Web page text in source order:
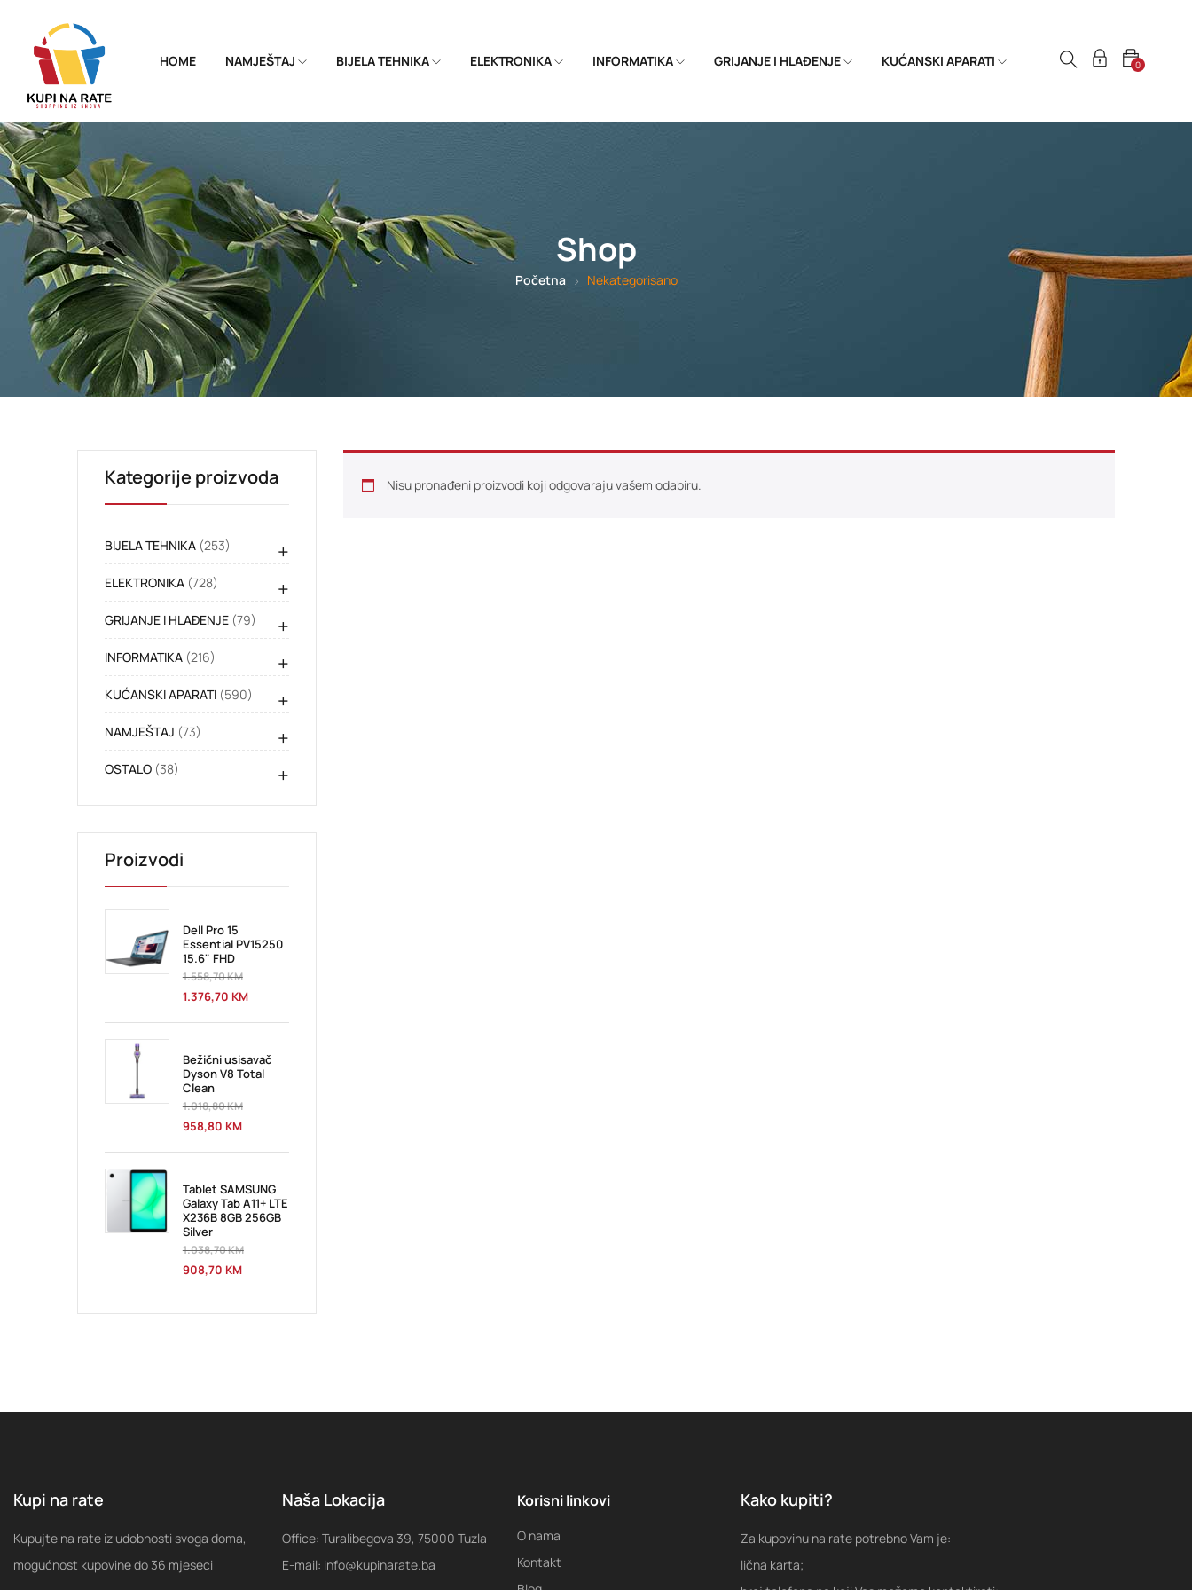
HOME NAMJEŠTAJ BIJELA TEHNIKA ELEKTRONIKA INFORMATIKA GRIJANJE I HLAĐENJE KUĆANSKI APARATI 0
Shop
Početna Nekategorisano
Kategorije proizvoda
BIJELA TEHNIKA (253) +
ELEKTRONIKA (728) +
GRIJANJE I HLAĐENJE (79) +
INFORMATIKA (216) +
KUĆANSKI APARATI (590) +
NAMJEŠTAJ (73) +
OSTALO (38) +
Proizvodi
Dell Pro 15
Essential PV15250
15.6" FHD
1.558,70KM
1.376,70 KM
Bežični usisavač
Dyson V8 Total
Clean
1.018,80KM
958,80 KM
Tablet SAMSUNG
Galaxy Tab A11+ LTE
X236B 8GB 256GB
Silver
1.038,70KM
908,70 KM
Nisu pronađeni proizvodi koji odgovaraju vašem odabiru.
Kupi na rate
Kupujte na rate iz udobnosti svoga doma,
mogućnost kupovine do 36 mjeseci
Naša Lokacija
Office: Turalibegova 39, 75000 Tuzla
E-mail: info@kupinarate.ba
Korisni linkovi
O nama
Kontakt
Kako kupiti?
Za kupovinu na rate potrebno Vam je:
lična karta;